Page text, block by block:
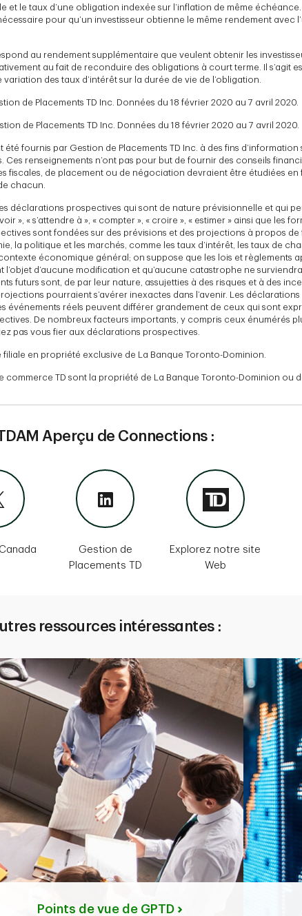
et le taux d’une obligation indexée sur l’inflation de même échéance.
pour qu’un investisseur obtienne le même rendement avec
au rendement supplémentaire que veulent obtenir les
au fait de reconduire des obligations à court terme. Il s’agit
des taux d’intérêt sur la durée de vie de l’obligation.
de Placements TD Inc. Données du 18 février 2020 au 7 avril 2020.
de Placements TD Inc. Données du 18 février 2020 au 7 avril 2020.
fournis par Gestion de Placements TD Inc. à des fins d’information
renseignements n’ont pas pour but de fournir des conseils
fiscales, de placement ou de négociation devraient être étudiées en
chacun.
déclarations prospectives qui sont de nature prévisionnelle et qui
», « s’attendre à », « compter », « croire », « estimer » ainsi que les
sont fondées sur des prévisions et des projections à propos de
la politique et les marchés, comme les taux d’intérêt, les taux de
économique général; on suppose que les lois et règlements
d’aucune modification et qu’aucune catastrophe ne
futurs sont, de par leur nature, assujetties à des risques et à des
pourraient s’avérer inexactes dans l’avenir. Les
événements réels peuvent différer grandement de ceux qui sont
De nombreux facteurs importants, y compris ceux énumérés
pas vous fier aux déclarations prospectives.
filiale en propriété exclusive de La Banque Toronto-Dominion.
commerce TD sont la propriété de La Banque Toronto-Dominion ou
Aperçu de Connections :
Gestion de
Placements TD
Explorez notre site
Web
ressources intéressantes :
Points de vue de GPTD